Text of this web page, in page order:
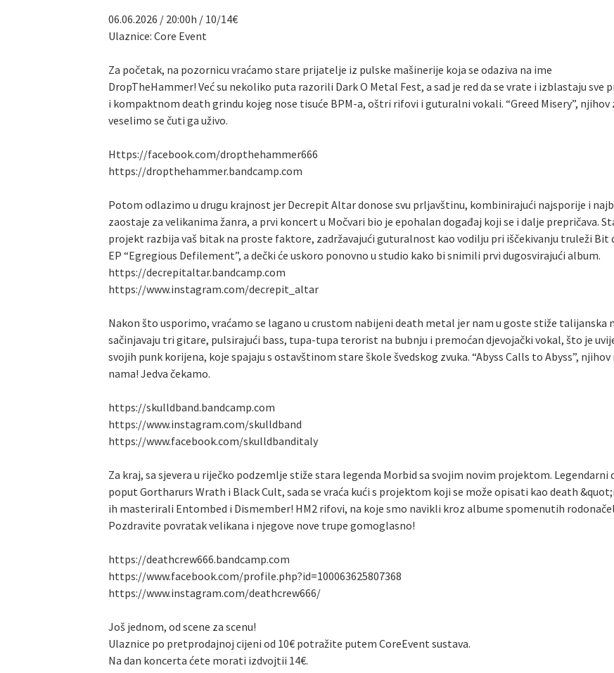
06.06.2026 / 20:00h / 10/14€
Ulaznice: Core Event
Za početak, na pozornicu vraćamo stare prijatelje iz pulske mašinerije koja se odaziva na ime
DropTheHammer! Već su nekoliko puta razorili Dark O Metal Fest, a sad je red da se vrate i izblastaju
i kompaktnom death grindu kojeg nose tisuće BPM-a, oštri rifovi i guturalni vokali. “Greed Misery”, njihov
veselimo se čuti ga uživo.
Https://facebook.com/dropthehammer666
https://dropthehammer.bandcamp.com
Potom odlazimo u drugu krajnost jer Decrepit Altar donose svu prljavštinu, kombinirajući najsporije i
zaostaje za velikanima žanra, a prvi koncert u Močvari bio je epohalan događaj koji se i dalje prepričava.
projekt razbija vaš bitak na proste faktore, zadržavajući guturalnost kao vodilju pri iščekivanju truleži Bit
EP “Egregious Defilement”, a dečki će uskoro ponovno u studio kako bi snimili prvi dugosvirajući album.
https://decrepitaltar.bandcamp.com
https://www.instagram.com/decrepit_altar
Nakon što usporimo, vraćamo se lagano u crustom nabijeni death metal jer nam u goste stiže talijanska
sačinjavaju tri gitare, pulsirajući bass, tupa-tupa terorist na bubnju i premoćan djevojački vokal, što je
svojih punk korijena, koje spajaju s ostavštinom stare škole švedskog zvuka. “Abyss Calls to Abyss”,
nama! Jedva čekamo.
https://skulldband.bandcamp.com
https://www.instagram.com/skulldband
https://www.facebook.com/skulldbanditaly
Za kraj, sa sjevera u riječko podzemlje stiže stara legenda Morbid sa svojim novim projektom.
poput Gortharurs Wrath i Black Cult, sada se vraća kući s projektom koji se može opisati kao death
ih masterirali Entombed i Dismember! HM2 rifovi, na koje smo navikli kroz albume spomenutih
Pozdravite povratak velikana i njegove nove trupe gomoglasno!
https://deathcrew666.bandcamp.com
https://www.facebook.com/profile.php?id=100063625807368
https://www.instagram.com/deathcrew666/
Još jednom, od scene za scenu!
Ulaznice po pretprodajnoj cijeni od 10€ potražite putem CoreEvent sustava.
Na dan koncerta ćete morati izdvojtii 14€.